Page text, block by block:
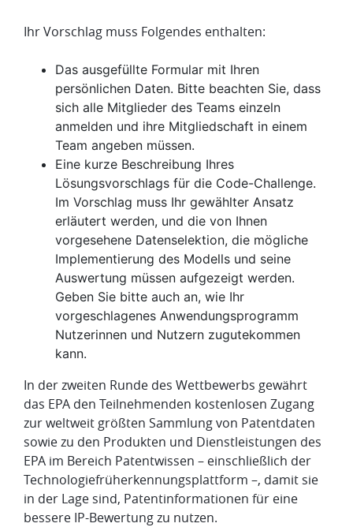
Ihr Vorschlag muss Folgendes enthalten:
Das ausgefüllte Formular mit Ihren
persönlichen Daten. Bitte beachten Sie, dass
sich alle Mitglieder des Teams einzeln
anmelden und ihre Mitgliedschaft in einem
Team angeben müssen.
Eine kurze Beschreibung Ihres
Lösungsvorschlags für die Code-Challenge.
Im Vorschlag muss Ihr gewählter Ansatz
erläutert werden, und die von Ihnen
vorgesehene Datenselektion, die mögliche
Implementierung des Modells und seine
Auswertung müssen aufgezeigt werden.
Geben Sie bitte auch an, wie Ihr
vorgeschlagenes Anwendungsprogramm
Nutzerinnen und Nutzern zugutekommen
kann.
In der zweiten Runde des Wettbewerbs gewährt
das EPA den Teilnehmenden kostenlosen Zugang
zur weltweit größten Sammlung von Patentdaten
sowie zu den Produkten und Dienstleistungen des
EPA im Bereich Patentwissen – einschließlich der
Technologiefrüherkennungsplattform –, damit sie
in der Lage sind, Patentinformationen für eine
bessere IP-Bewertung zu nutzen.